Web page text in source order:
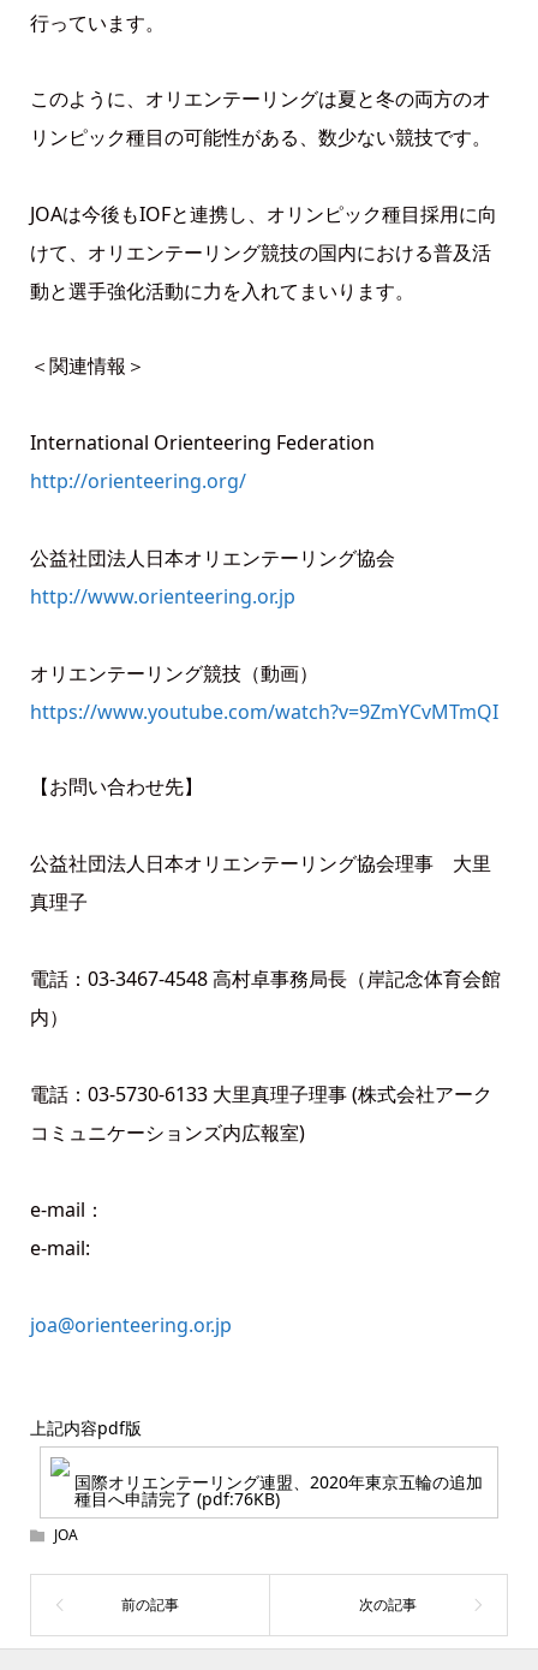
行っています。
このように、オリエンテーリングは夏と冬の両方のオ
リンピック種目の可能性がある、数少ない競技です。
JOAは今後もIOFと連携し、オリンピック種目採用に向
けて、オリエンテーリング競技の国内における普及活
動と選手強化活動に力を入れてまいります。
＜関連情報＞
International Orienteering Federation
http://orienteering.org/
公益社団法人日本オリエンテーリング協会
http://www.orienteering.or.jp
オリエンテーリング競技（動画）
https://www.youtube.com/watch?v=9ZmYCvMTmQI
【お問い合わせ先】
公益社団法人日本オリエンテーリング協会理事 大里
真理子
電話：03-3467-4548 高村卓事務局長（岸記念体育会館
内）
電話：03-5730-6133 大里真理子理事 (株式会社アーク
コミュニケーションズ内広報室)
e-mail：
e-mail:
joa@orienteering.or.jp
上記内容pdf版
国際オリエンテーリング連盟、2020年東京五輪の追加
種目へ申請完了 (pdf:76KB)
JOA